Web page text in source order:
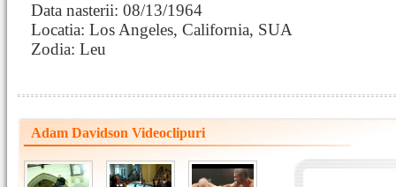
Data nasterii: 08/13/1964
Locatia: Los Angeles, California, SUA
Zodia: Leu
Adam Davidson Videoclipuri